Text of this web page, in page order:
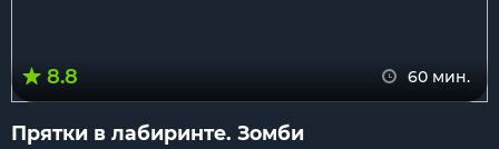
8.8 60 мин.
Прятки в лабиринте. Зомби